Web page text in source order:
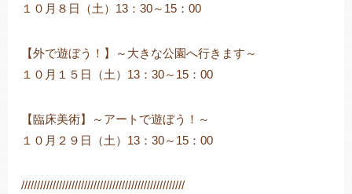
１０月８日（土）13：30～15：00
【外で遊ぼう！】～大きな公園へ行きます～
１０月１５日（土）13：30～15：00
【臨床美術】～アートで遊ぼう！～
１０月２９日（土）13：30～15：00
////////////////////////////////////////////////////